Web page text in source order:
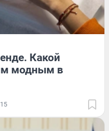
Какой
модным в
15